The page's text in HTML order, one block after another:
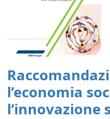
l’economia
l’innovazione